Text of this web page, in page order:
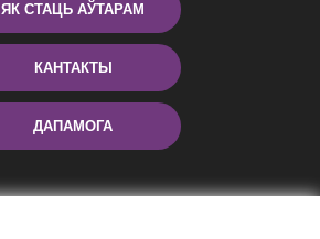
ЯК СТАЦЬ АЎТАРАМ
КАНТАКТЫ
ДАПАМОГА